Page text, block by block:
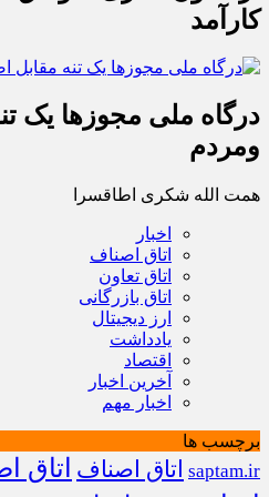
کارآمد
درگاه ملی مجوزها یک
ومردم
همت الله شکری اطاقسرا
اخبار
اتاق اصناف
اتاق تعاون
اتاق بازرگانی
ارز دیجیتال
یادداشت
اقتصاد
آخرین اخبار
اخبار مهم
برچسب ها
saptam.ir اتاق اصناف اتاق